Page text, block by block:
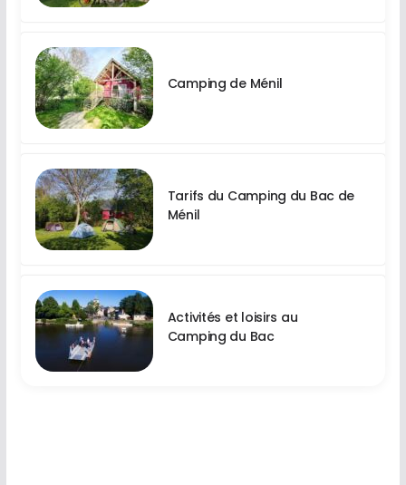
Camping de Ménil
Tarifs du Camping du Bac de
Ménil
Activités et loisirs au
Camping du Bac